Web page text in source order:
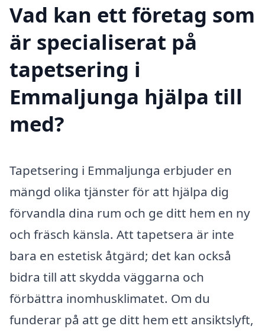
Vad kan ett företag som
är specialiserat på
tapetsering i
Emmaljunga hjälpa till
med?
Tapetsering i Emmaljunga erbjuder en
mängd olika tjänster för att hjälpa dig
förvandla dina rum och ge ditt hem en ny
och fräsch känsla. Att tapetsera är inte
bara en estetisk åtgärd; det kan också
bidra till att skydda väggarna och
förbättra inomhusklimatet. Om du
funderar på att ge ditt hem ett ansiktslyft,